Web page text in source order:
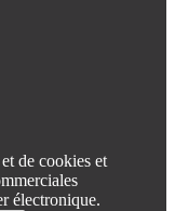
de cookies et
électronique.